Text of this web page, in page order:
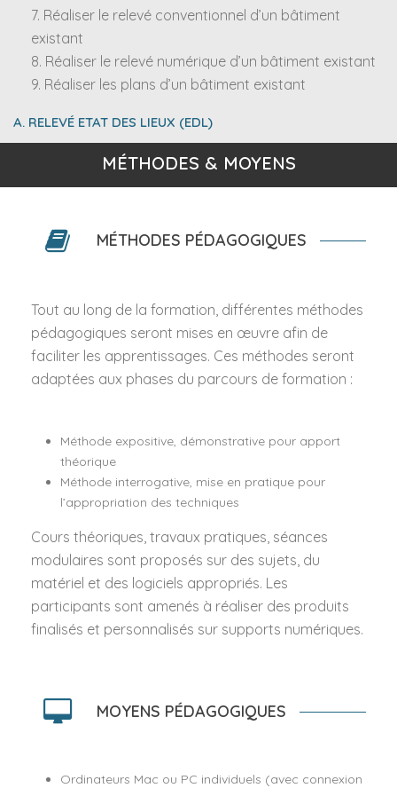
7. Réaliser le relevé conventionnel d’un bâtiment
existant
8. Réaliser le relevé numérique d’un bâtiment existant
9. Réaliser les plans d’un bâtiment existant
A. RELEVÉ ETAT DES LIEUX (EDL)
MÉTHODES & MOYENS
MÉTHODES PÉDAGOGIQUES
Tout au long de la formation, différentes méthodes
pédagogiques seront mises en œuvre afin de
faciliter les apprentissages. Ces méthodes seront
adaptées aux phases du parcours de formation :
Méthode expositive, démonstrative pour apport
théorique
Méthode interrogative, mise en pratique pour
l’appropriation des techniques
Cours théoriques, travaux pratiques, séances
modulaires sont proposés sur des sujets, du
matériel et des logiciels appropriés. Les
participants sont amenés à réaliser des produits
finalisés et personnalisés sur supports numériques.
MOYENS PÉDAGOGIQUES
Ordinateurs Mac ou PC individuels (avec connexion